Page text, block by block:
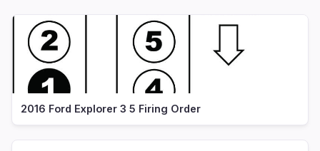
2016 Ford Explorer 3 5 Firing Order